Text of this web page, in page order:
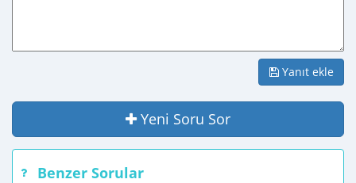
Yanıt ekle
Yeni Soru Sor
Benzer Sorular